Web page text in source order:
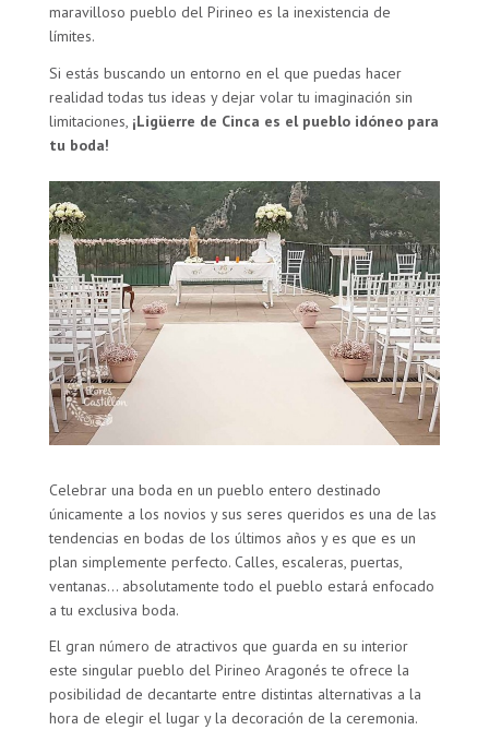
maravilloso pueblo del Pirineo es la inexistencia de
límites.
Si estás buscando un entorno en el que puedas hacer
realidad todas tus ideas y dejar volar tu imaginación sin
limitaciones, ¡Ligüerre de Cinca es el pueblo idóneo para
tu boda!
Celebrar una boda en un pueblo entero destinado
únicamente a los novios y sus seres queridos es una de las
tendencias en bodas de los últimos años y es que es un
plan simplemente perfecto. Calles, escaleras, puertas,
ventanas… absolutamente todo el pueblo estará enfocado
a tu exclusiva boda.
El gran número de atractivos que guarda en su interior
este singular pueblo del Pirineo Aragonés te ofrece la
posibilidad de decantarte entre distintas alternativas a la
hora de elegir el lugar y la decoración de la ceremonia.